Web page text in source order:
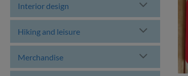
Interior design
Hiking and leisure
Merchandise